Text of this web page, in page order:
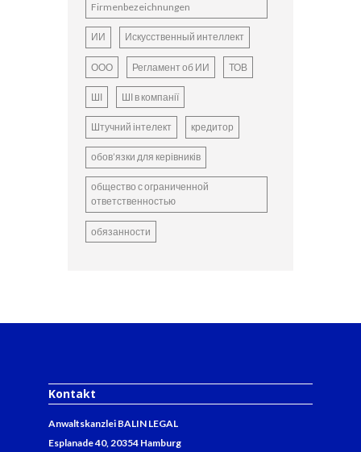
Firmenbezeichnungen
ИИ Искусственный интеллект
ООО Регламент об ИИ ТОВ
ШІ ШІ в компанії
Штучний інтелект кредитор
обов’язки для керівників
общество с ограниченной
ответственностью
обязанности
Kontakt
Anwaltskanzlei BALIN LEGAL
Esplanade 40, 20354 Hamburg